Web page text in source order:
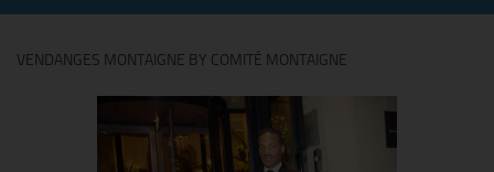
VENDANGES MONTAIGNE BY COMITÉ MONTAIGNE